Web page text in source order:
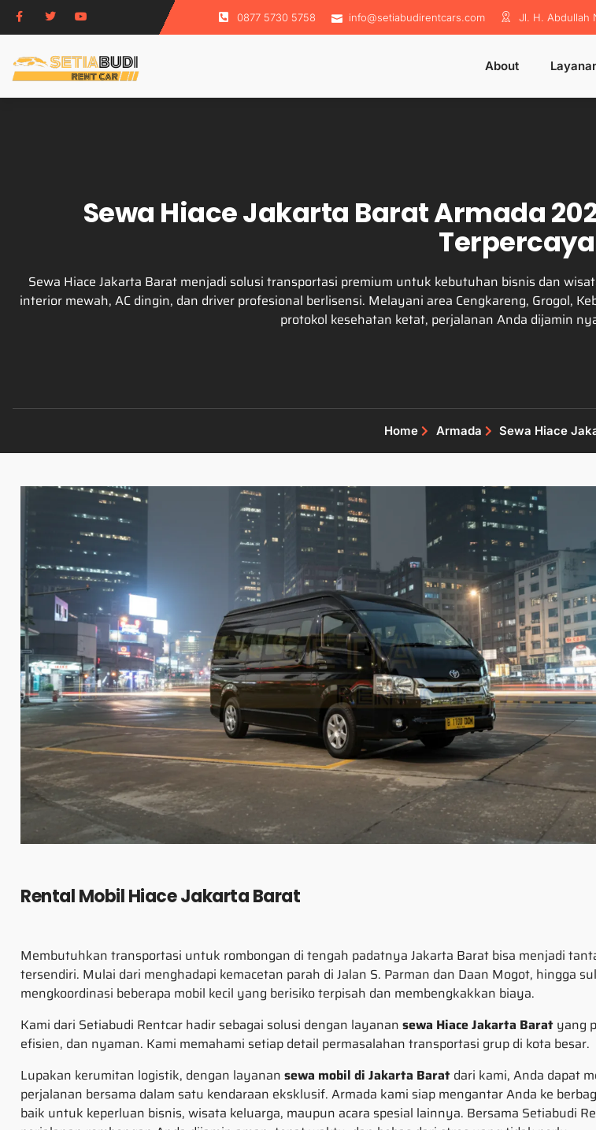
0877 5730 5758 info@setiabudirentcars.com Jl. H. Abdullah
About
Sewa Hiace Jakarta Barat Armada
Terpercaya
Sewa Hiace Jakarta Barat menjadi solusi transportasi premium untuk kebutuhan bisnis dan
interior mewah, AC dingin, dan driver profesional berlisensi. Melayani area Cengkareng, Grogol,
protokol kesehatan ketat, perjalanan Anda dijamin
Home Armada Sewa Hiace
Rental Mobil Hiace Jakarta Barat
Membutuhkan transportasi untuk rombongan di tengah padatnya Jakarta Barat bisa menjadi
tersendiri. Mulai dari menghadapi kemacetan parah di Jalan S. Parman dan Daan Mogot, hingga
mengkoordinasi beberapa mobil kecil yang berisiko terpisah dan membengkakkan biaya.
Kami dari Setiabudi Rentcar hadir sebagai solusi dengan layanan sewa Hiace Jakarta Barat yang
efisien, dan nyaman. Kami memahami setiap detail permasalahan transportasi grup di kota besar.
Lupakan kerumitan logistik, dengan layanan sewa mobil di Jakarta Barat dari kami, Anda dapat
perjalanan bersama dalam satu kendaraan eksklusif. Armada kami siap mengantar Anda ke
baik untuk keperluan bisnis, wisata keluarga, maupun acara spesial lainnya. Bersama Setiabudi